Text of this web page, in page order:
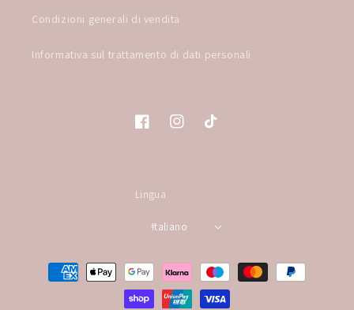
Condizioni generali di vendita
Informativa sul trattamento di dati personali
FacebookInstagramTikTok
Lingua
Italiano
Metodi